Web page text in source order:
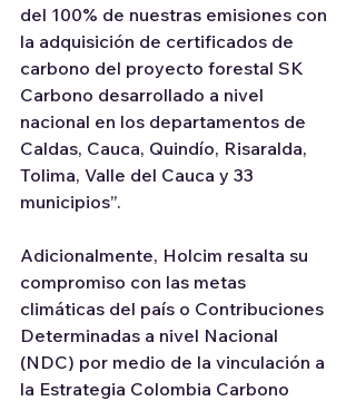
del 100% de nuestras emisiones con
la adquisición de certificados de
carbono del proyecto forestal SK
Carbono desarrollado a nivel
nacional en los departamentos de
Caldas, Cauca, Quindío, Risaralda,
Tolima, Valle del Cauca y 33
municipios”.
Adicionalmente, Holcim resalta su
compromiso con las metas
climáticas del país o Contribuciones
Determinadas a nivel Nacional
(NDC) por medio de la vinculación a
la Estrategia Colombia Carbono